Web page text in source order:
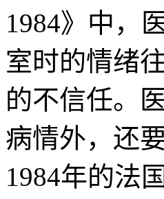
1984》中，
室时的情绪
的不信任。
病情外，还
1984年的法